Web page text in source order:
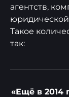
агентств,
Такое
так:
«Ещё в 2014